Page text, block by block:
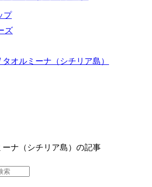
プ
ズ
タオルミーナ（シチリア島）
ーナ（シチリア島）の記事